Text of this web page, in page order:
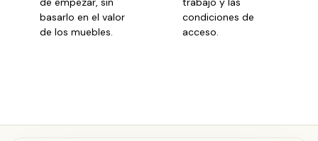
basarlo en el valor
de los muebles.
condiciones de
acceso.